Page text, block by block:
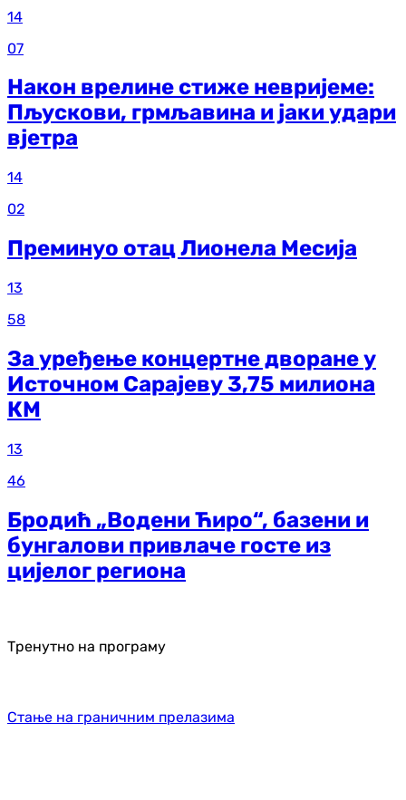
14
07
Након врелине стиже невријеме:
Пљускови, грмљавина и јаки удари
вјетра
14
02
Преминуо отац Лионела Месија
13
58
За уређење концертне дворане у
Источном Сарајеву 3,75 милиона
КМ
13
46
Бродић „Водени Ћиро“, базени и
бунгалови привлаче госте из
цијелог региона
Тренутно на програму
Стање на граничним прелазима